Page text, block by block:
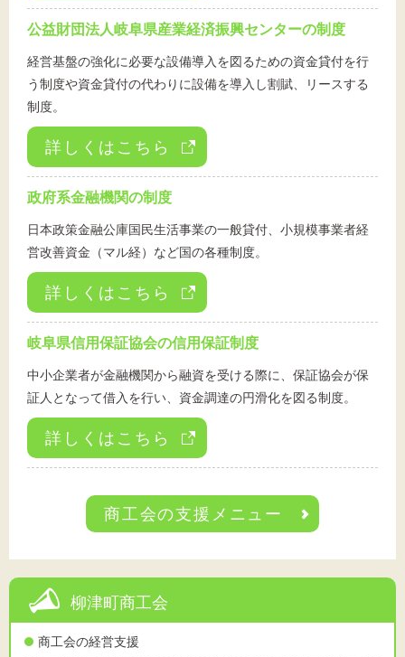
柳津町商工会
商工会の経営支援
公益財団法人岐阜県産業経済振興センターの制度
経営基盤の強化に必要な設備導入を図るための資金貸付を行
う制度や資金貸付の代わりに設備を導入し割賦、リースする
制度。
詳しくはこちら
政府系金融機関の制度
日本政策金融公庫国民生活事業の一般貸付、小規模事業者経
営改善資金（マル経）など国の各種制度。
詳しくはこちら
岐阜県信用保証協会の信用保証制度
中小企業者が金融機関から融資を受ける際に、保証協会が保
証人となって借入を行い、資金調達の円滑化を図る制度。
詳しくはこちら
商工会の支援メニュー